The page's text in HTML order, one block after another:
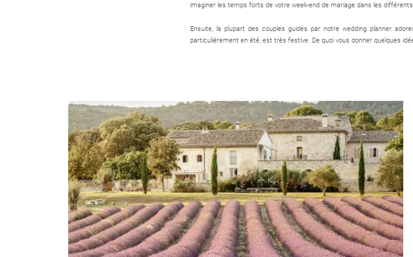
imaginer les temps forts de votre week-end de mariage dans les
Ensuite, la plupart des couples guidés par notre wedding planner
particulièrement en été, est très festive. De quoi vous donner quelques